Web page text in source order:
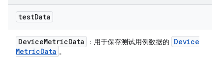
testData
DeviceMetricData ：用于保存测试用例数据的
Device
MetricData 。